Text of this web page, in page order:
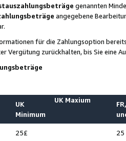
genannten
angegebene
für die Zahlungsoption
Vergütung zurückhalten, bis Sie
UK
Minimum
UK Maxium
25£ 25